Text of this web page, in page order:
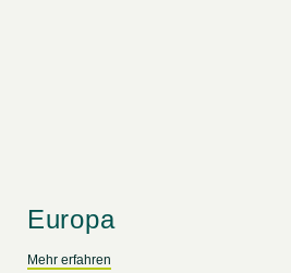
Europa
Mehr erfahren